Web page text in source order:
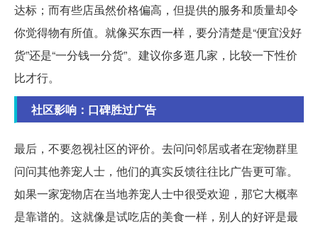
达标；而有些店虽然价格偏高，但提供的服务和质量却令
你觉得物有所值。就像买东西一样，要分清楚是“便宜没好
货”还是“一分钱一分货”。建议你多逛几家，比较一下性价
比才行。
社区影响：口碑胜过广告
最后，不要忽视社区的评价。去问问邻居或者在宠物群里
问问其他养宠人士，他们的真实反馈往往比广告更可靠。
如果一家宠物店在当地养宠人士中很受欢迎，那它大概率
是靠谱的。这就像是试吃店的美食一样，别人的好评是最